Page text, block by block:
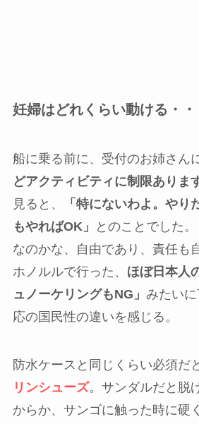
妊婦はどれくらい動ける・・
船に乗る前に、受付のお姉さん
どアクティビティに制限ありま
見ると、
「特にないわよ。やり
もやればOK」
とのことでした
なのかな、自由であり、責任も
ホノルルで行った、 ほぼ日本人
ュノーケリングもNG」 みたい
応の国民性の違いを感じる。
防水ケースと同じくらい必須だ
リンシューズ。サンダルだと脱
からか、サンゴに触った時に硬